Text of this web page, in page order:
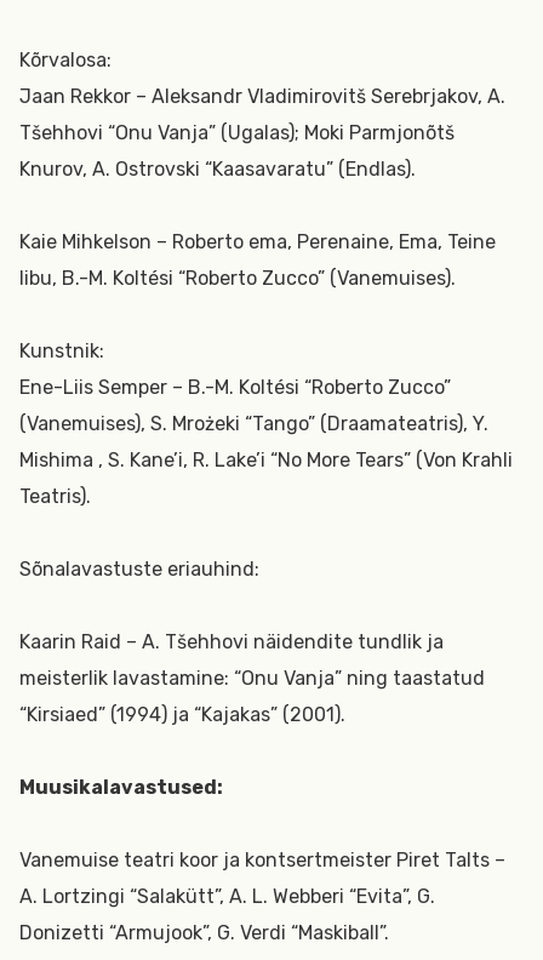
Kõrvalosa:
Jaan Rekkor – Aleksandr Vladimirovitš Serebrjakov, A.
Tšehhovi “Onu Vanja” (Ugalas); Moki Parmjonõtš
Knurov, A. Ostrovski “Kaasavaratu” (Endlas).
Kaie Mihkelson – Roberto ema, Perenaine, Ema, Teine
libu, B.-M. Koltési “Roberto Zucco” (Vanemuises).
Kunstnik:
Ene-Liis Semper – B.-M. Koltési “Roberto Zucco”
(Vanemuises), S. Mrożeki “Tango” (Draamateatris), Y.
Mishima , S. Kane’i, R. Lake’i “No More Tears” (Von Krahli
Teatris).
Sõnalavastuste eriauhind:
Kaarin Raid – A. Tšehhovi näidendite tundlik ja
meisterlik lavastamine: “Onu Vanja” ning taastatud
“Kirsiaed” (1994) ja “Kajakas” (2001).
Muusikalavastused:
Vanemuise teatri koor ja kontsertmeister Piret Talts –
A. Lortzingi “Salakütt”, A. L. Webberi “Evita”, G.
Donizetti “Armujook”, G. Verdi “Maskiball”.